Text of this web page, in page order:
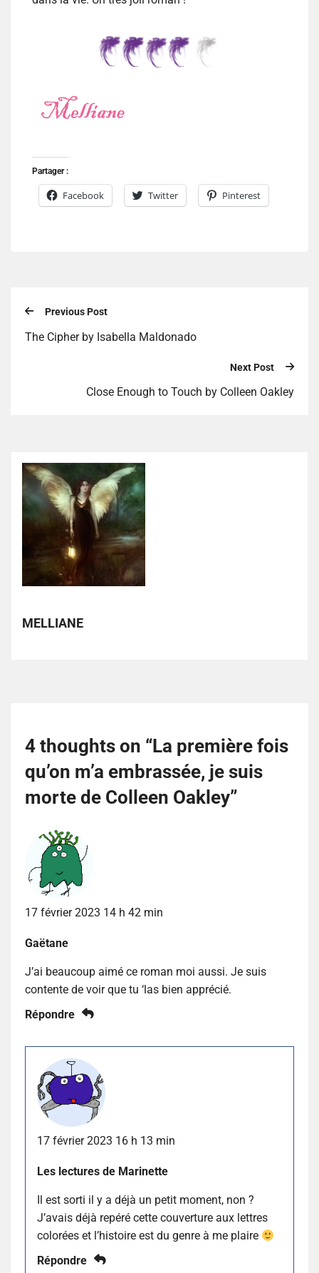
Partager :
Facebook Twitter Pinterest
Previous Post
The Cipher by Isabella Maldonado
Next Post
Close Enough to Touch by Colleen Oakley
MELLIANE
4 thoughts on “La première fois
qu’on m’a embrassée, je suis
morte de Colleen Oakley”
17 février 2023 14 h 42 min
Gaëtane
J’ai beaucoup aimé ce roman moi aussi. Je suis
contente de voir que tu ‘las bien apprécié.
Répondre
17 février 2023 16 h 13 min
Les lectures de Marinette
Il est sorti il y a déjà un petit moment, non ?
J’avais déjà repéré cette couverture aux lettres
colorées et l’histoire est du genre à me plaire
Répondre